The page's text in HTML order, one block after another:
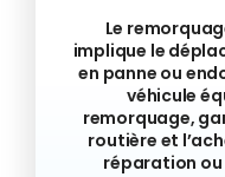
Le
implique le
en panne ou
véhicule
remorquage,
routière et
réparation